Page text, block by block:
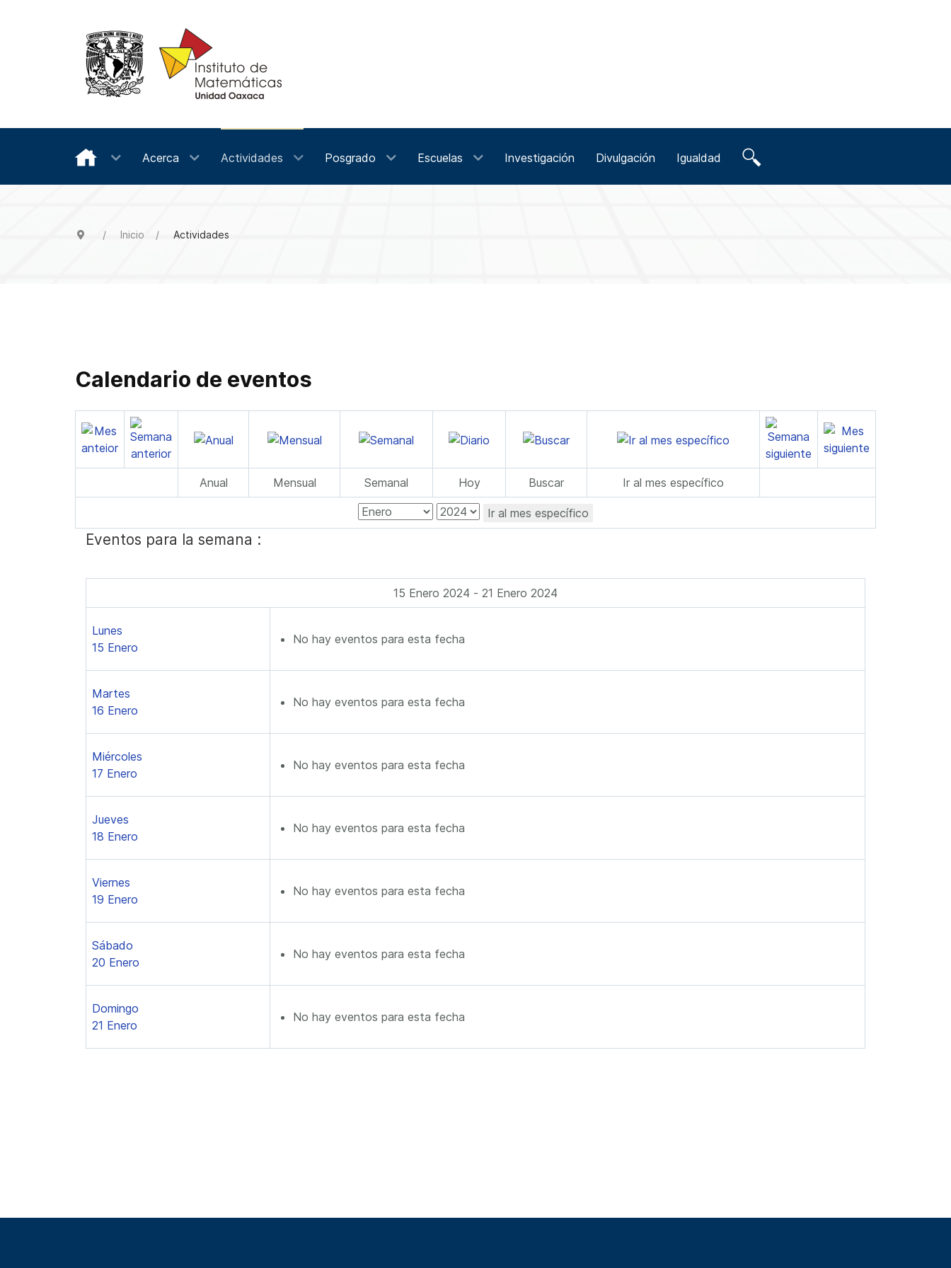
Acerca Actividades Posgrado Escuelas Investigación Divulgación Igualdad
Inicio Actividades
Calendario de eventos
Anual Mensual Semanal Hoy Buscar Ir al mes específico
Ir al mes específico
Eventos para la semana :
15 Enero 2024 - 21 Enero 2024
Lunes
15 Enero
No hay eventos para esta fecha
Martes
16 Enero
No hay eventos para esta fecha
Miércoles
17 Enero
No hay eventos para esta fecha
Jueves
18 Enero
No hay eventos para esta fecha
Viernes
19 Enero
No hay eventos para esta fecha
Sábado
20 Enero
No hay eventos para esta fecha
Domingo
21 Enero
No hay eventos para esta fecha